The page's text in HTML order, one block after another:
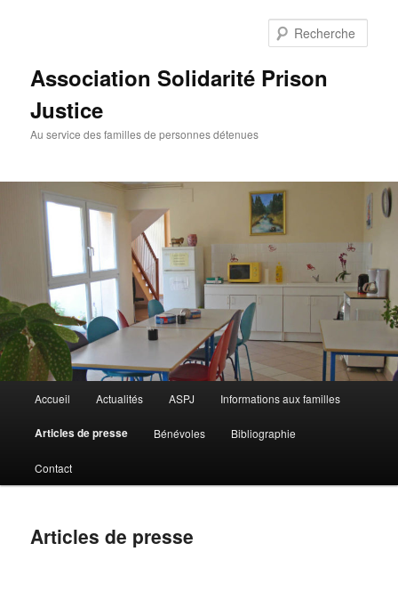
Association Solidarité Prison
Justice
Au service des familles de personnes détenues
principal
Accueil Actualités ASPJ Informations aux familles
Articles de presse Bénévoles Bibliographie
Contact
Articles de presse